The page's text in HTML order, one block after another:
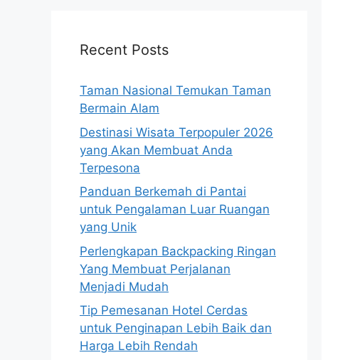
Recent Posts
Taman Nasional Temukan Taman
Bermain Alam
Destinasi Wisata Terpopuler 2026
yang Akan Membuat Anda
Terpesona
Panduan Berkemah di Pantai
untuk Pengalaman Luar Ruangan
yang Unik
Perlengkapan Backpacking Ringan
Yang Membuat Perjalanan
Menjadi Mudah
Tip Pemesanan Hotel Cerdas
untuk Penginapan Lebih Baik dan
Harga Lebih Rendah